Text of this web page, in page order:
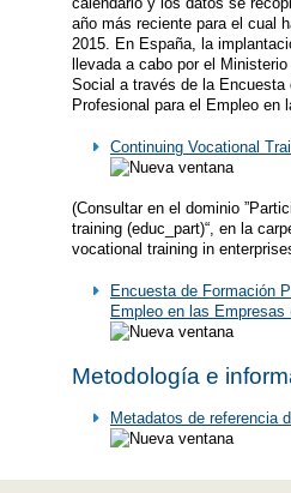
año más reciente para el cual
2015. En España, la
llevada a cabo por el
Social a través de la Encuesta
Profesional para el Empleo en
Continuing Vocational
(Consultar en el dominio
training (educ_part)“, en la
vocational training in
Encuesta de Formación
Empleo en las Empresas
Metodología e
Metadatos de referencia